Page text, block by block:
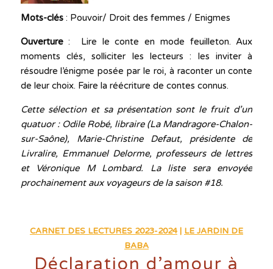
Mots-clés : Pouvoir/ Droit des femmes / Enigmes
Ouverture: Lire le conte en mode feuilleton. Aux
moments clés, solliciter les lecteurs : les inviter à
résoudre l’énigme posée par le roi, à raconter un conte
de leur choix. Faire la réécriture de contes connus.
Cette sélection et sa présentation sont le fruit d’un
quatuor : Odile Robé, libraire (La Mandragore-Chalon-
sur-Saône), Marie-Christine Defaut, présidente de
Livralire, Emmanuel Delorme, professeurs de lettres
et Véronique M Lombard. La liste sera envoyée
prochainement aux voyageurs de la saison #18.
CARNET DES LECTURES 2023-2024| LE JARDIN DE
BABA
Déclaration d’amour à